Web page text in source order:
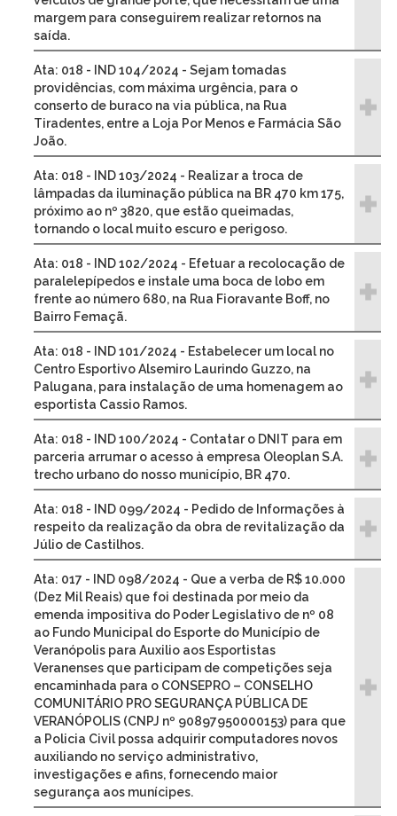
margem para conseguirem realizar retornos na
saída.
Ata: 018 - IND 104/2024 - Sejam tomadas
providências, com máxima urgência, para o
conserto de buraco na via pública, na Rua
Tiradentes, entre a Loja Por Menos e Farmácia São
João.
Ata: 018 - IND 103/2024 - Realizar a troca de
lâmpadas da iluminação pública na BR 470 km 175,
próximo ao nº 3820, que estão queimadas,
tornando o local muito escuro e perigoso.
Ata: 018 - IND 102/2024 - Efetuar a recolocação de
paralelepípedos e instale uma boca de lobo em
frente ao número 680, na Rua Fioravante Boff, no
Bairro Femaçã.
Ata: 018 - IND 101/2024 - Estabelecer um local no
Centro Esportivo Alsemiro Laurindo Guzzo, na
Palugana, para instalação de uma homenagem ao
esportista Cassio Ramos.
Ata: 018 - IND 100/2024 - Contatar o DNIT para em
parceria arrumar o acesso à empresa Oleoplan S.A.
trecho urbano do nosso município, BR 470.
Ata: 018 - IND 099/2024 - Pedido de Informações à
respeito da realização da obra de revitalização da
Júlio de Castilhos.
Ata: 017 - IND 098/2024 - Que a verba de R$ 10.000
(Dez Mil Reais) que foi destinada por meio da
emenda impositiva do Poder Legislativo de nº 08
ao Fundo Municipal do Esporte do Município de
Veranópolis para Auxilio aos Esportistas
Veranenses que participam de competições seja
encaminhada para o CONSEPRO – CONSELHO
COMUNITÁRIO PRO SEGURANÇA PÚBLICA DE
VERANÓPOLIS (CNPJ nº 90897950000153) para que
a Policia Civil possa adquirir computadores novos
auxiliando no serviço administrativo,
investigações e afins, fornecendo maior
segurança aos munícipes.